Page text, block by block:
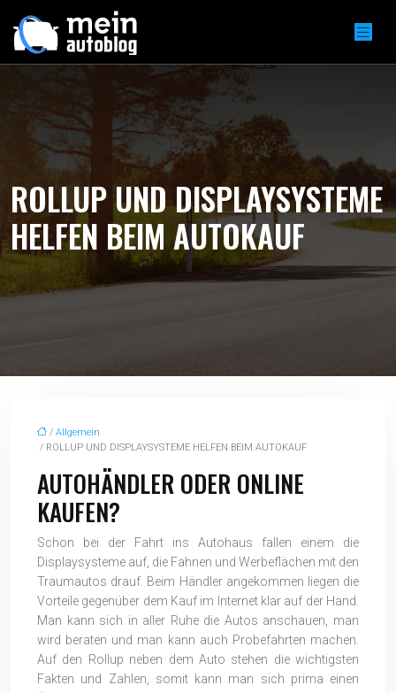
ROLLUP UND DISPLAYSYSTEME
HELFEN BEIM AUTOKAUF
/ Allgemein
/ ROLLUP UND DISPLAYSYSTEME HELFEN BEIM AUTOKAUF
AUTOHÄNDLER ODER ONLINE
KAUFEN?
Schon bei der Fahrt ins Autohaus fallen einem die
Displaysysteme auf, die Fahnen und Werbeflächen mit den
Traumautos drauf. Beim Händler angekommen liegen die
Vorteile gegenüber dem Kauf im Internet klar auf der Hand.
Man kann sich in aller Ruhe die Autos anschauen, man
wird beraten und man kann auch Probefahrten machen.
Auf den Rollup neben dem Auto stehen die wichtigsten
Fakten und Zahlen, somit kann man sich prima einen